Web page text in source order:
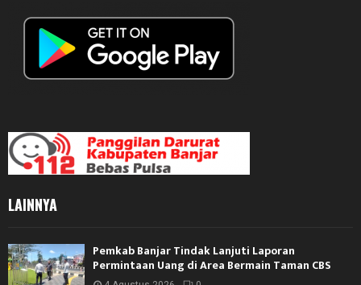
LAINNYA
Pemkab Banjar Tindak Lanjuti Laporan
Permintaan Uang di Area Bermain Taman CBS